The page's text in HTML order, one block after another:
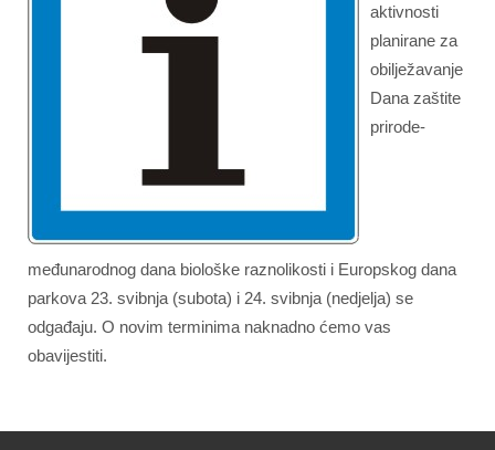
aktivnosti
planirane za
obilježavanje
Dana zaštite
prirode-
međunarodnog dana biološke raznolikosti i Europskog dana
parkova 23. svibnja (subota) i 24. svibnja (nedjelja) se
odgađaju. O novim terminima naknadno ćemo vas
obavijestiti.